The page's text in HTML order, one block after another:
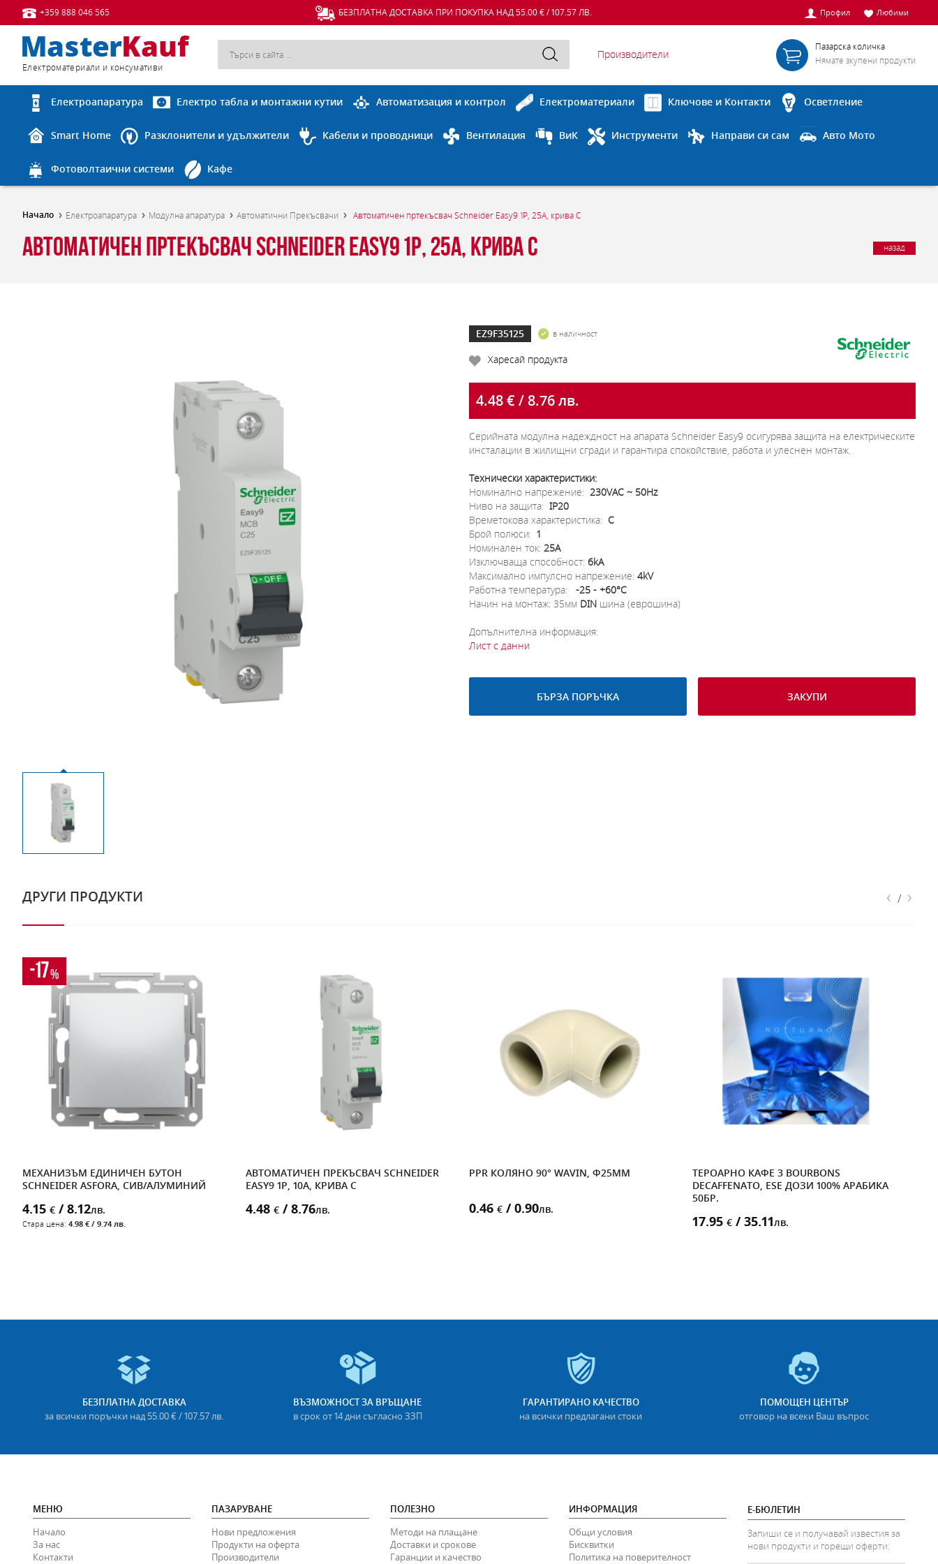
+359 888 046 565 Профил Любими
БЕЗПЛАТНА ДОСТАВКА ПРИ ПОКУПКА НАД 55.00 € / 107.57 ЛВ.
Eлектроматериали и консумативи
Пазарска количка
Нямате зкупени продукти
Производители
Електроапаратура Електро табла и монтажни кутии Автоматизация и контрол Електроматериали Ключове и Контакти Осветление
Smart Home Разклонители и удължители Кабели и проводници Вентилация ВиК Инструменти Направи си сам Авто Мото
Фотоволтаични системи Кафе
Начало Електроапаратура Модулна апаратура Автоматични Прекъсвачи Автоматичен пртекъсвач Schneider Easy9 1P, 25A, крива C
Автоматичен пртекъсвач Schneider Easy9 1P, 25A, крива C назад
EZ9F35125 в наличност
Харесай продукта
4.48 € / 8.76 лв.
Серийната модулна надеждност на апарата Schneider Easy9 осигурява защита на електрическите
инсталации в жилищни сгради и гарантира спокойствие, работа и улеснен монтаж.
Технически характеристики:
Номинално напрежение: 230VAC ~ 50Hz
Ниво на защита: IP20
Времетокова характеристика: C
Брой полюси: 1
Номинален ток: 25A
Изключваща способност: 6kA
Максимално импулсно напрежение: 4kV
Работна температура:
-25 - +60°C
Начин на монтаж: 35мм DIN шина (еврошина)
Допълнителна информация:
Лист с данни
БЪРЗА ПОРЪЧКА ЗАКУПИ
ДРУГИ ПРОДУКТИ ‹ / ›
-17%
МЕХАНИЗЪМ ЕДИНИЧЕН БУТОН
SCHNEIDER ASFORA, СИВ/АЛУМИНИЙ
4.15 € / 8.12лв.
Стара цена: 4.98 € / 9.74 лв.
АВТОМАТИЧЕН ПРЕКЪСВАЧ SCHNEIDER
EASY9 1P, 10A, КРИВА C
4.48 € / 8.76лв.
PPR КОЛЯНО 90° WAVIN, Ф25MM
0.46 € / 0.90лв.
ТЕРОАРНО КАФЕ 3 BOURBONS
DECAFFENATO, ESE ДОЗИ 100% АРАБИКА
50БР.
17.95 € / 35.11лв.
БЕЗПЛАТНА ДОСТАВКА
за всички поръчки над 55.00 € / 107.57 лв.
ВЪЗМОЖНОСТ ЗА ВРЪЩАНЕ
в срок от 14 дни съгласно ЗЗП
ГАРАНТИРАНО КАЧЕСТВО
на всички предлагани стоки
ПОМОЩЕН ЦЕНТЪР
отговор на всеки Ваш въпрос
МЕНЮ
Начало
За нас
Контакти
ПАЗАРУВАНЕ
Нови предложения
Продукти на оферта
Производители
ПОЛЕЗНО
Методи на плащане
Доставки и срокове
Гаранции и качество
ИНФОРМАЦИЯ
Общи условия
Бисквитки
Политика на поверителност
Е-БЮЛЕТИН
Запиши се и получавай известия за
нови продукти и горещи оферти: